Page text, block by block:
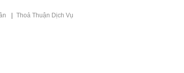
Thoả Thuận Dịch Vụ